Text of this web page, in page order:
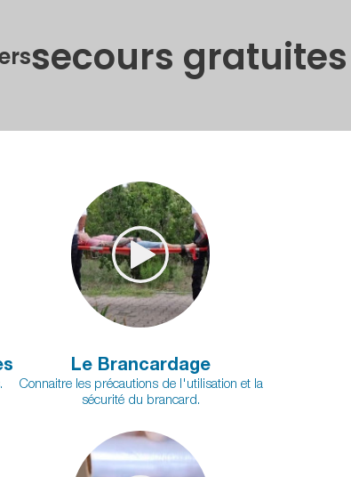
secours gratuites
Le Brancardage
Connaitre les précautions de l'utilisation et la
sécurité du brancard.